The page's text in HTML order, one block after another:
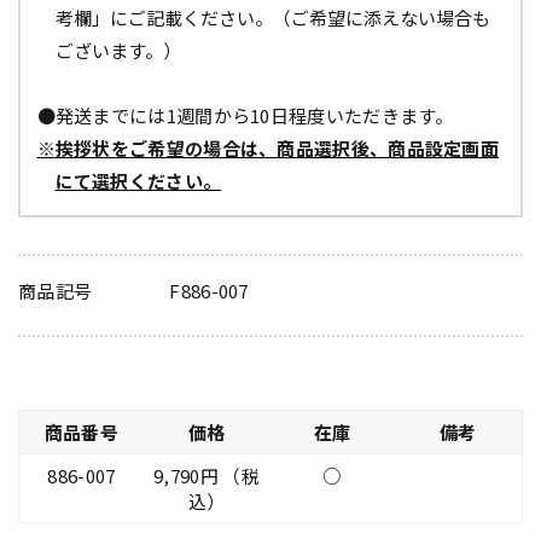
考欄」にご記載ください。（ご希望に添えない場合も
ございます。）
●発送までには1週間から10日程度いただきます。
※挨拶状をご希望の場合は、商品選択後、商品設定画面
にて選択ください。
商品記号 F886-007
商品番号 価格 在庫
備考
886-007
9,790円 （税
込）
○